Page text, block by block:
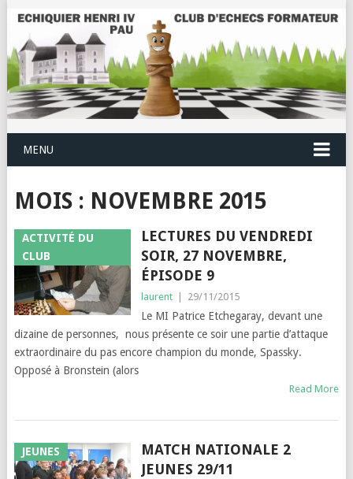
MENU
MOIS : NOVEMBRE 2015
ACTIVITÉ DU
CLUB
LECTURES DU VENDREDI
SOIR, 27 NOVEMBRE,
ÉPISODE 9
laurent 29/11/2015
Le MI Patrice Etchegaray, devant une
dizaine de personnes, nous présente ce soir une partie d’attaque
extraordinaire du pas encore champion du monde, Spassky.
Opposé à Bronstein (alors
Read More
JEUNES
MATCH NATIONALE 2
JEUNES 29/11